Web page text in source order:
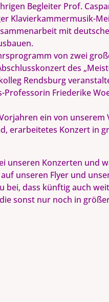
Begleiter Prof.
Klavierkammermusik-
mit
von zwei
des
Rendsburg
Professorin Friederike
ein von
erarbeitetes Konzert in
unseren Konzerten und
unseren Flyer und
bei, dass künftig auch
sonst nur noch in